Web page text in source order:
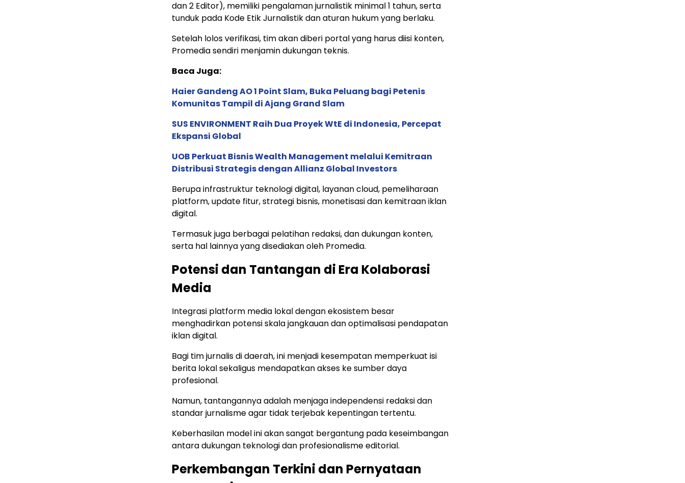
dan 2 Editor), memiliki pengalaman jurnalistik minimal 1 tahun, serta
tunduk pada Kode Etik Jurnalistik dan aturan hukum yang berlaku.
Setelah lolos verifikasi, tim akan diberi portal yang harus diisi konten,
Promedia sendiri menjamin dukungan teknis.
Baca Juga:
Haier Gandeng AO 1 Point Slam, Buka Peluang bagi Petenis
Komunitas Tampil di Ajang Grand Slam
SUS ENVIRONMENT Raih Dua Proyek WtE di Indonesia, Percepat
Ekspansi Global
UOB Perkuat Bisnis Wealth Management melalui Kemitraan
Distribusi Strategis dengan Allianz Global Investors
Berupa infrastruktur teknologi digital, layanan cloud, pemeliharaan
platform, update fitur, strategi bisnis, monetisasi dan kemitraan iklan
digital.
Termasuk juga berbagai pelatihan redaksi, dan dukungan konten,
serta hal lainnya yang disediakan oleh Promedia.
Potensi dan Tantangan di Era Kolaborasi
Media
Integrasi platform media lokal dengan ekosistem besar
menghadirkan potensi skala jangkauan dan optimalisasi pendapatan
iklan digital.
Bagi tim jurnalis di daerah, ini menjadi kesempatan memperkuat isi
berita lokal sekaligus mendapatkan akses ke sumber daya
profesional.
Namun, tantangannya adalah menjaga independensi redaksi dan
standar jurnalisme agar tidak terjebak kepentingan tertentu.
Keberhasilan model ini akan sangat bergantung pada keseimbangan
antara dukungan teknologi dan profesionalisme editorial.
Perkembangan Terkini dan Pernyataan